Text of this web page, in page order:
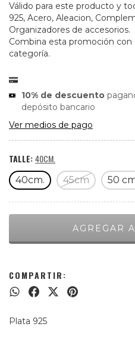
Válido para este producto y
925, Acero, Aleacion,
Organizadores de accesorios.
Combina esta promoción
categoría.
10% de descuento
depósito bancario
Ver medios de pago
TALLE:40CM.
40cm. 45cm 50
COMPARTIR:
Plata 925